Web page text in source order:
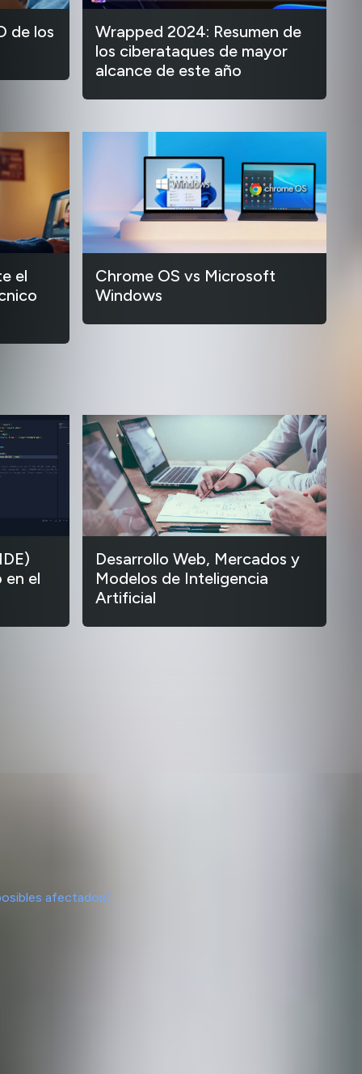
de los
Wrapped 2024: Resumen de
los ciberataques de mayor
alcance de este año
el
Chrome OS vs Microsoft
Windows
en el
Desarrollo Web, Mercados y
Modelos de Inteligencia
Artificial
afectados)